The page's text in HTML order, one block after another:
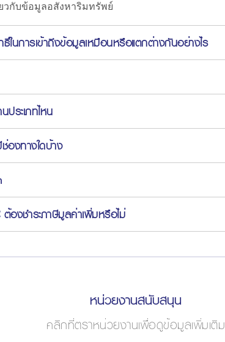
วกับข้อมูลอสังหาริมทรัพย์
นการเข้าถึงข้อมูลเหมือนหรือแตกต่างกันอย่างไร
ระเภทไหน
งทางใดบ้าง
องชำระภาษีมูลค่าเพิ่มหรือไม่
หน่วยงานสนับสนุน
คลิกที่ตราหน่วยงานเพื่อดูข้อมูลเพิ่มเติม